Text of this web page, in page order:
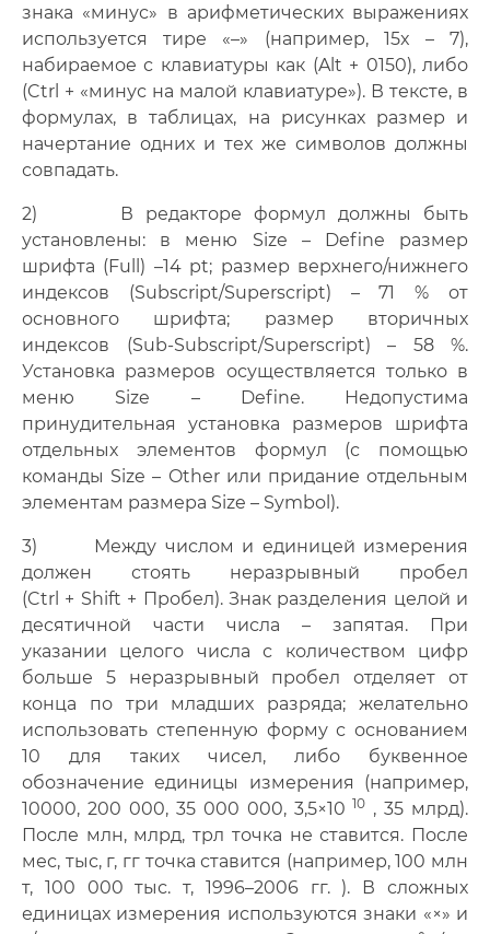
знака «минус» в арифметических выражениях
используется тире «–» (например, 15x – 7),
набираемое с клавиатуры как (Alt + 0150), либо
(Ctrl + «минус на малой клавиатуре»). В тексте, в
формулах, в таблицах, на рисунках размер и
начертание одних и тех же символов должны
совпадать.
2) В редакторе формул должны быть
установлены: в меню Size – Define размер
шрифта (Full) –14 pt; размер верхнего/нижнего
индексов (Subscript/Superscript) – 71 % от
основного шрифта; размер вторичных
индексов (Sub-Subscript/Superscript) – 58 %.
Установка размеров осуществляется только в
меню Size – Define. Недопустима
принудительная установка размеров шрифта
отдельных элементов формул (с помощью
команды Size – Other или придание отдельным
элементам раз­мера Size – Symbol).
3) Между числом и единицей измерения
должен стоять неразрывный пробел
(Ctrl + Shift + Пробел). Знак разделения целой и
десятичной части числа – запятая. При
указании целого числа с количеством цифр
больше 5 неразрывный пробел отделяет от
конца по три младших разряда; желательно
использовать степенную форму с основанием
10 для таких чисел, либо буквенное
обозначение единицы измерения (например,
10000, 200 000, 35 000 000, 3,5×10 10 , 35 млрд).
После млн, млрд, трл точка не ставится. После
мес, тыс, г, гг точка ставится (например, 100 млн
т, 100 000 тыс. т, 1996–2006 гг. ). В сложных
единицах измерения используются знаки «×» и